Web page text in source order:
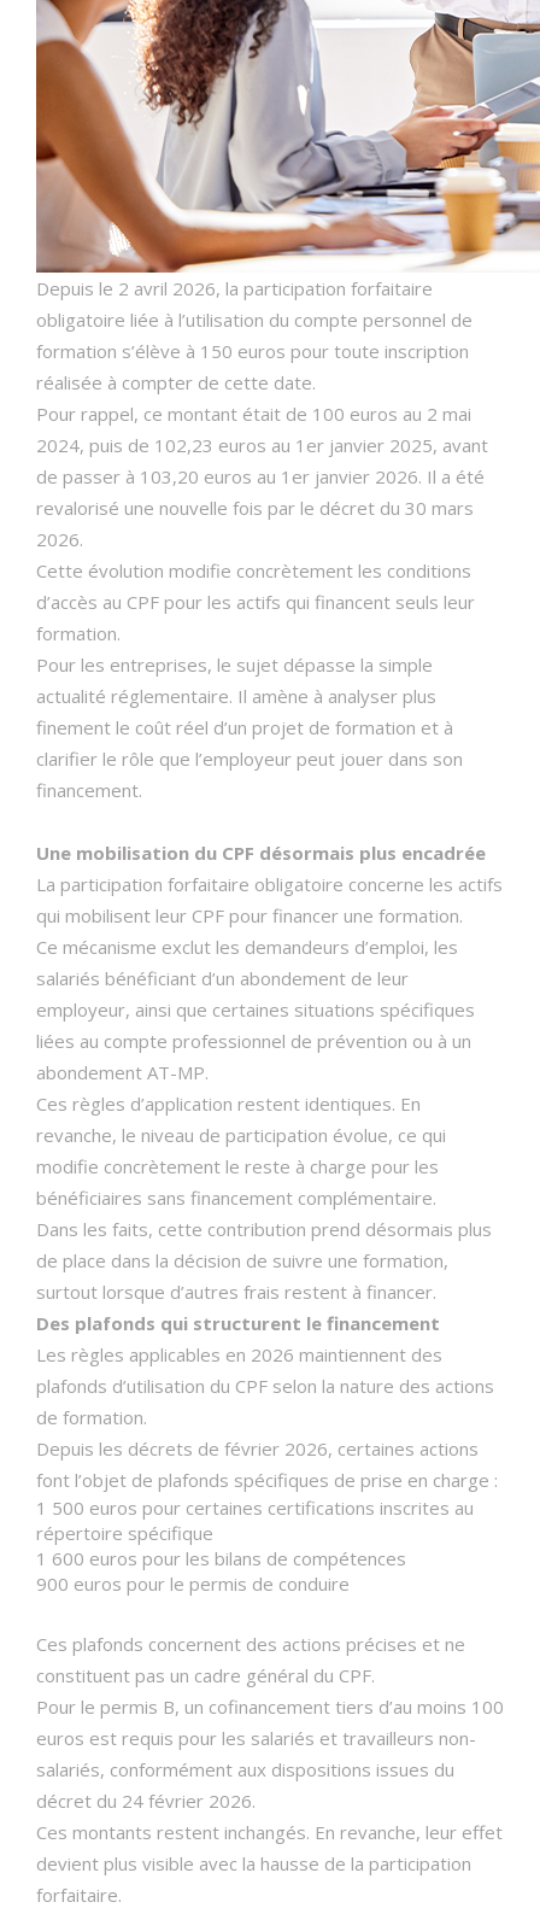
Depuis le 2 avril 2026, la participation forfaitaire
obligatoire liée à l’utilisation du compte personnel de
formation s’élève à 150 euros pour toute inscription
réalisée à compter de cette date.
Pour rappel, ce montant était de 100 euros au 2 mai
2024, puis de 102,23 euros au 1er janvier 2025, avant
de passer à 103,20 euros au 1er janvier 2026. Il a été
revalorisé une nouvelle fois par le décret du 30 mars
2026.
Cette évolution modifie concrètement les conditions
d’accès au CPF pour les actifs qui financent seuls leur
formation.
Pour les entreprises, le sujet dépasse la simple
actualité réglementaire. Il amène à analyser plus
finement le coût réel d’un projet de formation et à
clarifier le rôle que l’employeur peut jouer dans son
financement.
Une mobilisation du CPF désormais plus encadrée
La participation forfaitaire obligatoire concerne les actifs
qui mobilisent leur CPF pour financer une formation.
Ce mécanisme exclut les demandeurs d’emploi, les
salariés bénéficiant d’un abondement de leur
employeur, ainsi que certaines situations spécifiques
liées au compte professionnel de prévention ou à un
abondement AT-MP.
Ces règles d’application restent identiques. En
revanche, le niveau de participation évolue, ce qui
modifie concrètement le reste à charge pour les
bénéficiaires sans financement complémentaire.
Dans les faits, cette contribution prend désormais plus
de place dans la décision de suivre une formation,
surtout lorsque d’autres frais restent à financer.
Des plafonds qui structurent le financement
Les règles applicables en 2026 maintiennent des
plafonds d’utilisation du CPF selon la nature des actions
de formation.
Depuis les décrets de février 2026, certaines actions
font l’objet de plafonds spécifiques de prise en charge :
1 500 euros pour certaines certifications inscrites au
répertoire spécifique
1 600 euros pour les bilans de compétences
900 euros pour le permis de conduire
Ces plafonds concernent des actions précises et ne
constituent pas un cadre général du CPF.
Pour le permis B, un cofinancement tiers d’au moins 100
euros est requis pour les salariés et travailleurs non-
salariés, conformément aux dispositions issues du
décret du 24 février 2026.
Ces montants restent inchangés. En revanche, leur effet
devient plus visible avec la hausse de la participation
forfaitaire.